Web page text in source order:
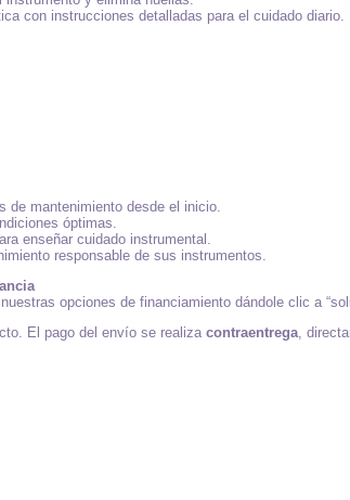
con instrucciones detalladas para el cuidado diario.
de mantenimiento desde el inicio.
óptimas.
enseñar cuidado instrumental.
responsable de sus instrumentos.
opciones de financiamiento dándole clic a
El pago del envío se realiza contraentrega,